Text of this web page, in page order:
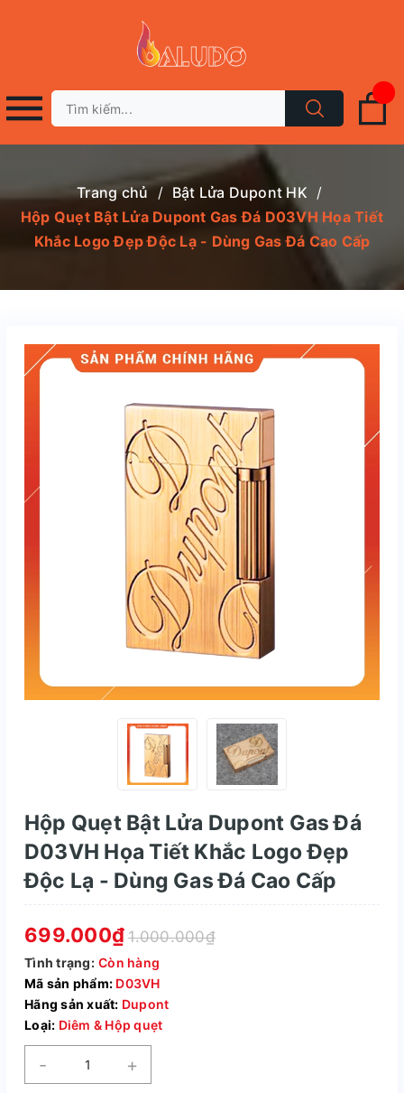
Trang chủ / Bật Lửa Dupont HK /
Hộp Quẹt Bật Lửa Dupont Gas Đá D03VH Họa Tiết
Khắc Logo Đẹp Độc Lạ - Dùng Gas Đá Cao Cấp
Hộp Quẹt Bật Lửa Dupont Gas Đá
D03VH Họa Tiết Khắc Logo Đẹp
Độc Lạ - Dùng Gas Đá Cao Cấp
699.000₫ 1.000.000₫
Tình trạng: Còn hàng
Mã sản phẩm: D03VH
Hãng sản xuất: Dupont
Loại: Diêm & Hộp quẹt
- +